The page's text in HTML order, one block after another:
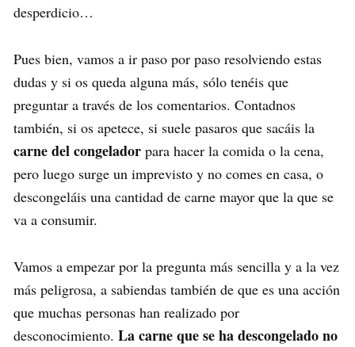
desperdicio…
Pues bien, vamos a ir paso por paso resolviendo estas
dudas y si os queda alguna más, sólo tenéis que
preguntar a través de los comentarios. Contadnos
también, si os apetece, si suele pasaros que sacáis la
carne del congelador para hacer la comida o la cena,
pero luego surge un imprevisto y no comes en casa, o
descongeláis una cantidad de carne mayor que la que se
va a consumir.
Vamos a empezar por la pregunta más sencilla y a la vez
más peligrosa, a sabiendas también de que es una acción
que muchas personas han realizado por
desconocimiento. La carne que se ha descongelado no